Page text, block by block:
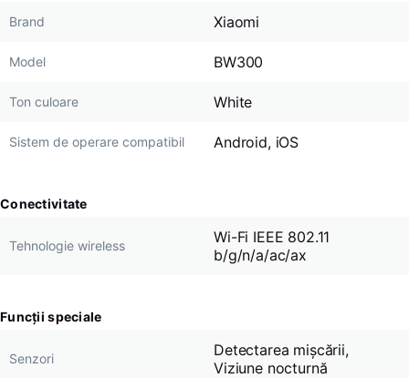
Brand Xiaomi
Model BW300
Ton culoare White
Sistem de operare compatibil Android, iOS
Conectivitate
Tehnologie wireless
Wi-Fi IEEE 802.11
b/g/n/a/ac/ax
Funcții speciale
Senzori
Detectarea mișcării,
Viziune nocturnă